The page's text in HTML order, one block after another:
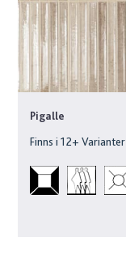
Pigalle
Finns i12+ Varianter